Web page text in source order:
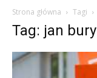
Strona główna Tagi
Tag: jan bury